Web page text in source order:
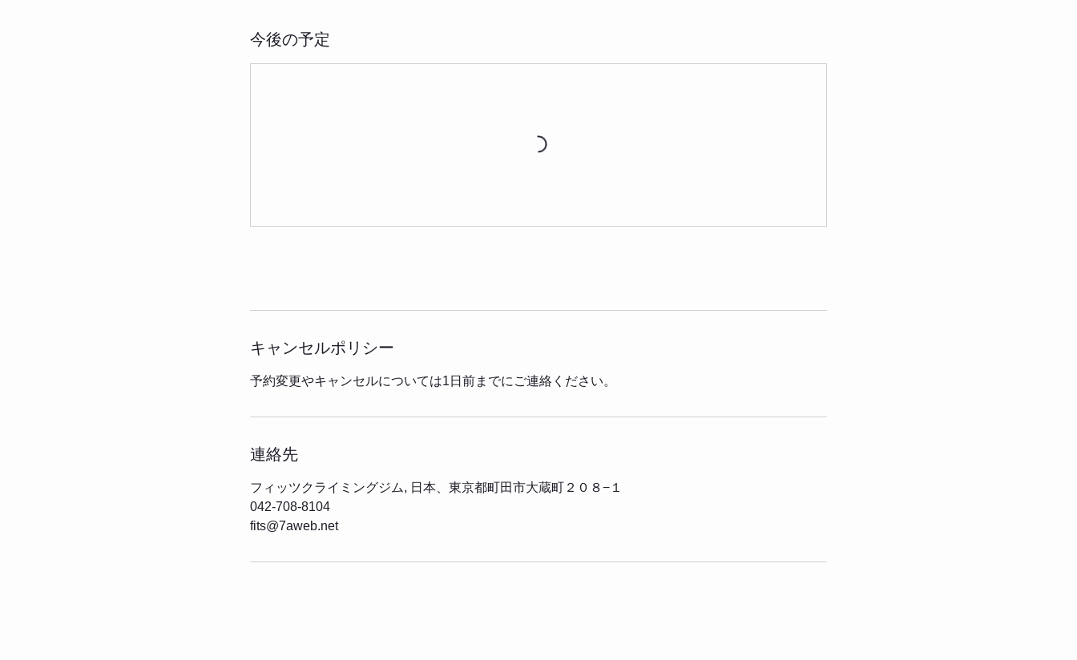
今後の予定
キャンセルポリシー
予約変更やキャンセルについては1日前までにご連絡ください。
連絡先
フィッツクライミングジム, 日本、東京都町田市大蔵町２０８−１
042-708-8104
fits@7aweb.net